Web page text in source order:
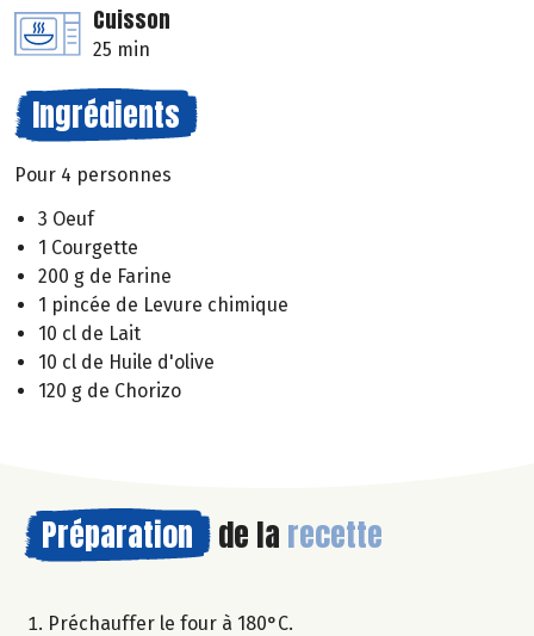
Cuisson
25 min
Ingrédients
Pour 4 personnes
3 Oeuf
1 Courgette
200 g de Farine
1 pincée de Levure chimique
10 cl de Lait
10 cl de Huile d'olive
120 g de Chorizo
Préparation de la recette
Préchauffer le four à 180°C.